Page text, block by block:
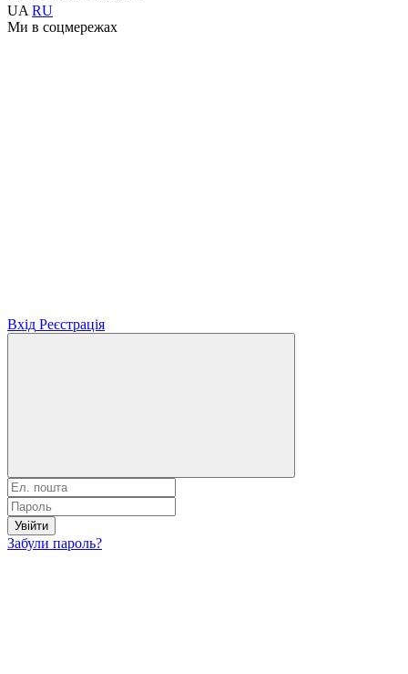
UA RU
Ми в соцмережах
Вхід Реєстрація
Увійти
Забули пароль?